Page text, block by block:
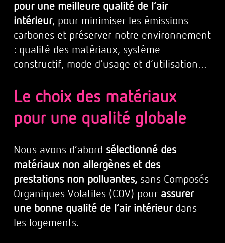
pour une meilleure qualité de l’air
intérieur, pour minimiser les émissions
carbones et préserver notre environnement
: qualité des matériaux, système
constructif, mode d’usage et d’utilisation…
Le choix des matériaux
pour une qualité globale
Nous avons d’abord sélectionné des
matériaux non allergènes et des
prestations non polluantes,sans Composés
Organiques Volatiles (COV) pour assurer
une bonne qualité de l’air intérieurdans
les logements.